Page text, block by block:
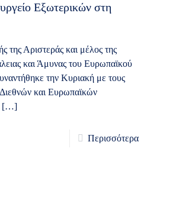
Εξωτερικών στη
της Αριστεράς και μέλος της
και Άμυνας του Ευρωπαϊκού
την Κυριακή με τους
και Ευρωπαϊκών
Περισσότερα